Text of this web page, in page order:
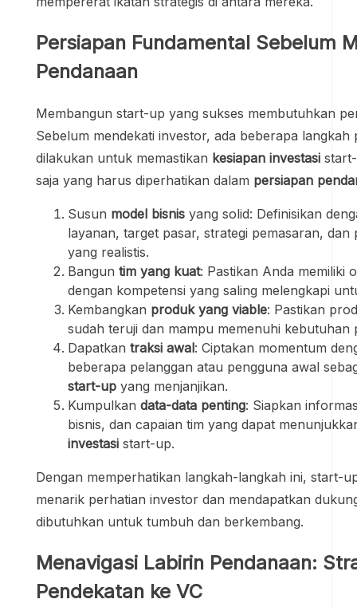
Persiapan Fundamental Sebelum
Pendanaan
Membangun start-up yang sukses membutuhkan
Sebelum mendekati investor, ada beberapa
dilakukan untuk memastikan kesiapan investasi
saja yang harus diperhatikan dalam persiapan
Susun model bisnis yang solid: Definisikan
layanan, target pasar, strategi pemasaran, dan
yang realistis.
Bangun tim yang kuat: Pastikan Anda memiliki
dengan kompetensi yang saling melengkapi
Kembangkan produk yang viable: Pastikan
sudah teruji dan mampu memenuhi kebutuhan
Dapatkan traksi awal: Ciptakan momentum
beberapa pelanggan atau pengguna awal
start-up yang menjanjikan.
Kumpulkan data-data penting: Siapkan
bisnis, dan capaian tim yang dapat
investasi start-up.
Dengan memperhatikan langkah-langkah ini, start-
menarik perhatian investor dan mendapatkan
dibutuhkan untuk tumbuh dan berkembang.
Menavigasi Labirin Pendanaan:
Pendekatan ke VC